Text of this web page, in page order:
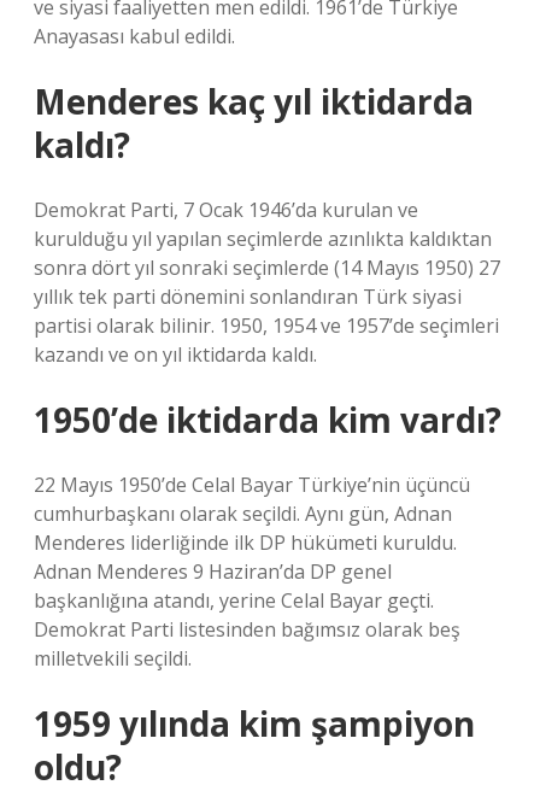
ve siyasi faaliyetten men edildi. 1961’de Türkiye
Anayasası kabul edildi.
Menderes kaç yıl iktidarda
kaldı?
Demokrat Parti, 7 Ocak 1946’da kurulan ve
kurulduğu yıl yapılan seçimlerde azınlıkta kaldıktan
sonra dört yıl sonraki seçimlerde (14 Mayıs 1950) 27
yıllık tek parti dönemini sonlandıran Türk siyasi
partisi olarak bilinir. 1950, 1954 ve 1957’de seçimleri
kazandı ve on yıl iktidarda kaldı.
1950’de iktidarda kim vardı?
22 Mayıs 1950’de Celal Bayar Türkiye’nin üçüncü
cumhurbaşkanı olarak seçildi. Aynı gün, Adnan
Menderes liderliğinde ilk DP hükümeti kuruldu.
Adnan Menderes 9 Haziran’da DP genel
başkanlığına atandı, yerine Celal Bayar geçti.
Demokrat Parti listesinden bağımsız olarak beş
milletvekili seçildi.
1959 yılında kim şampiyon
oldu?